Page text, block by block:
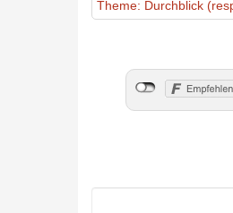
Theme: Durchblick